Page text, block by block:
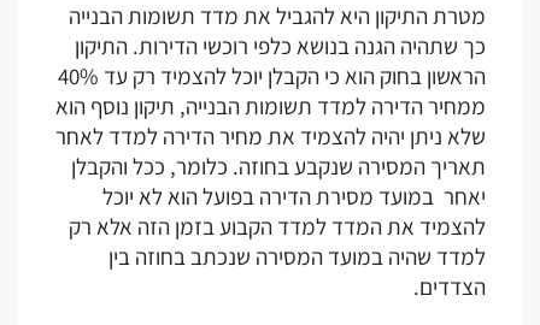
התיקון היא להגביל את מדד תשומות הבנייה
שתהיה הגנה בנושא כלפי רוכשי הדירות. התיקון
הראשון בחוק הוא כי הקבלן יוכל להצמיד רק עד 40%
הדירה למדד תשומות הבנייה, תיקון נוסף הוא
ניתן יהיה להצמיד את מחיר הדירה למדד לאחר
המסירה שנקבע בחוזה. כלומר, ככל והקבלן
במועד מסירת הדירה בפועל הוא לא יוכל
את המדד למדד הקבוע בזמן הזה אלא רק
שהיה במועד המסירה שנכתב בחוזה בין